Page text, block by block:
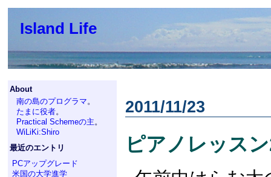
Island Life
About
南の島のプログラマ。
たまに役者。
Practical Schemeの主。
WiLiKi:Shiro
最近のエントリ
PCアップグレード
米国の大学進学
2011/11/23
ピアノレッス